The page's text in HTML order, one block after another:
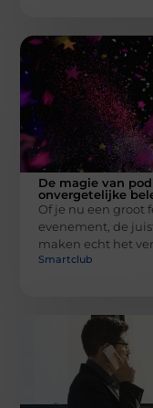
De magie van
onvergetelijke
Of je nu een groot
evenement, de
maken echt het
Smartclub